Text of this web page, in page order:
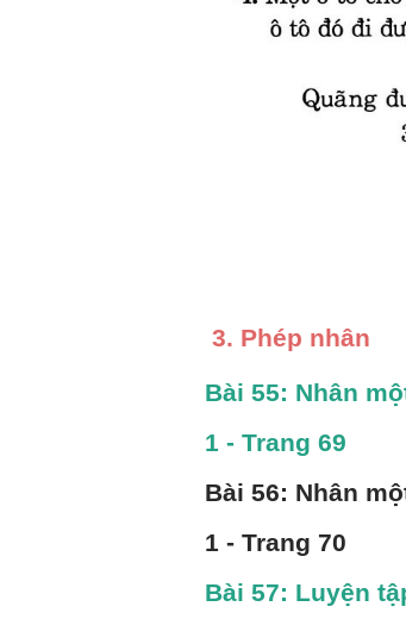
3. Phép nhân
Bài 55: Nhân
1 - Trang 69
Bài 56: Nhân
1 - Trang 70
Bài 57: Luyện